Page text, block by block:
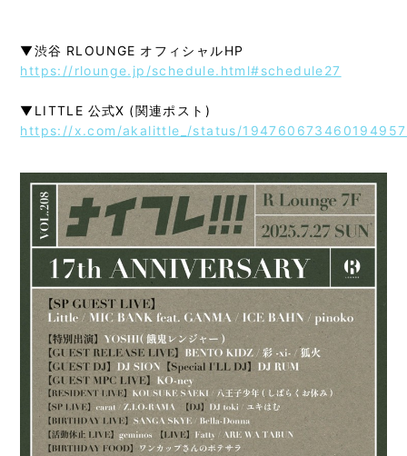
▼渋谷 RLOUNGE オフィシャルHP
https://rlounge.jp/schedule.html#schedule27
▼LITTLE 公式X (関連ポスト)
https://x.com/akalittle_/status/